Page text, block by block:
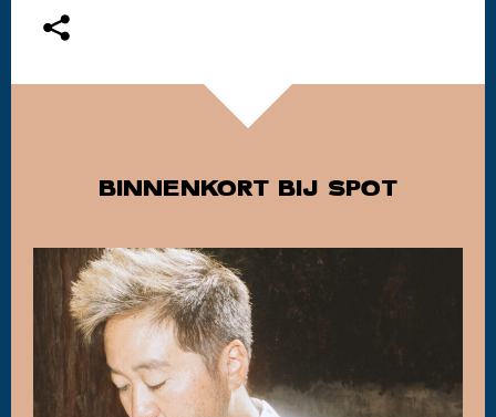
BINNENKORT BIJ SPOT